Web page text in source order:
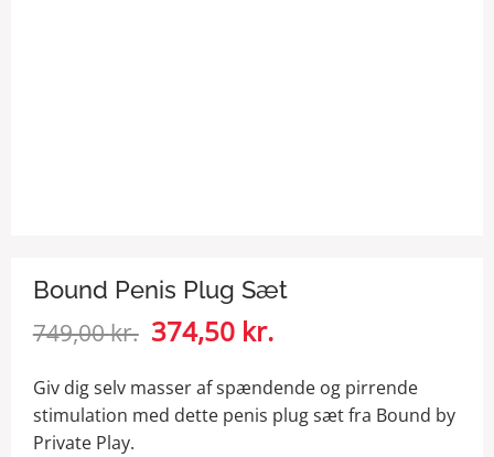
Bound Penis Plug Sæt
749,00kr. Den
oprindelige
var:
749,00 kr..
374,50 kr.
aktuelle
pris
er:
374,50 kr..
Giv dig selv masser af spændende og pirrende
stimulation med dette penis plug sæt fra Bound by
Private Play.